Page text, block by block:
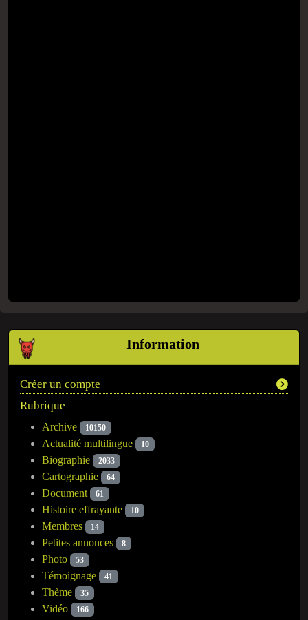
Information
Créer un compte
Rubrique
Archive 10150
Actualité multilingue 10
Biographie 2033
Cartographie 64
Document 61
Histoire effrayante 10
Membres 14
Petites annonces 8
Photo 53
Témoignage 41
Thème 35
Vidéo 166